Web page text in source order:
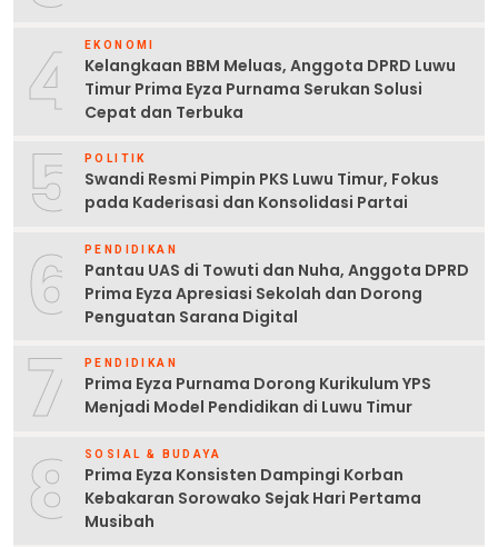
4 EKONOMI
Kelangkaan BBM Meluas, Anggota DPRD Luwu
Timur Prima Eyza Purnama Serukan Solusi
Cepat dan Terbuka
5 POLITIK
Swandi Resmi Pimpin PKS Luwu Timur, Fokus
pada Kaderisasi dan Konsolidasi Partai
6 PENDIDIKAN
Pantau UAS di Towuti dan Nuha, Anggota DPRD
Prima Eyza Apresiasi Sekolah dan Dorong
Penguatan Sarana Digital
7 PENDIDIKAN
Prima Eyza Purnama Dorong Kurikulum YPS
Menjadi Model Pendidikan di Luwu Timur
8 SOSIAL & BUDAYA
Prima Eyza Konsisten Dampingi Korban
Kebakaran Sorowako Sejak Hari Pertama
Musibah